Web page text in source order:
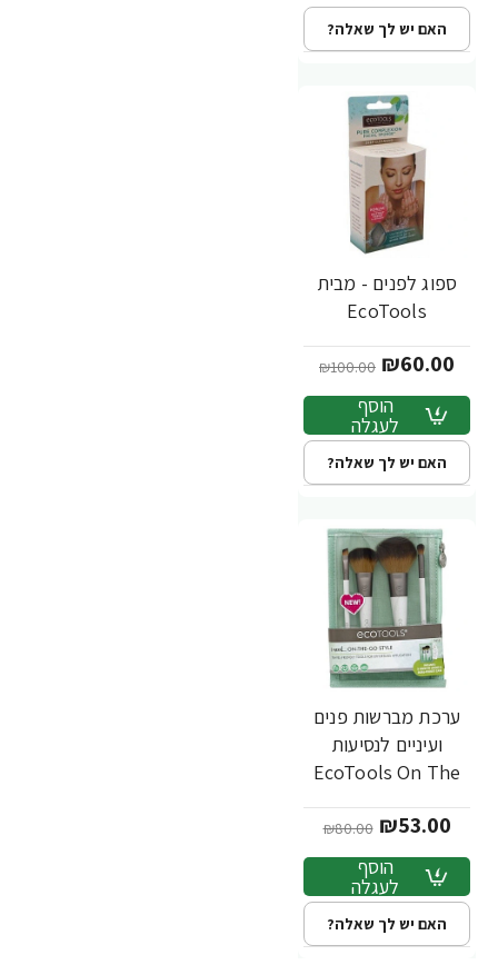
האם יש לך שאלה?
-40%
ספוג לפנים - מבית
EcoTools
₪60.00
₪100.00
הוסף
לעגלה
האם יש לך שאלה?
-34%
ערכת מברשות פנים
ועיניים לנסיעות
EcoTools On The
₪53.00
₪80.00
הוסף
לעגלה
האם יש לך שאלה?